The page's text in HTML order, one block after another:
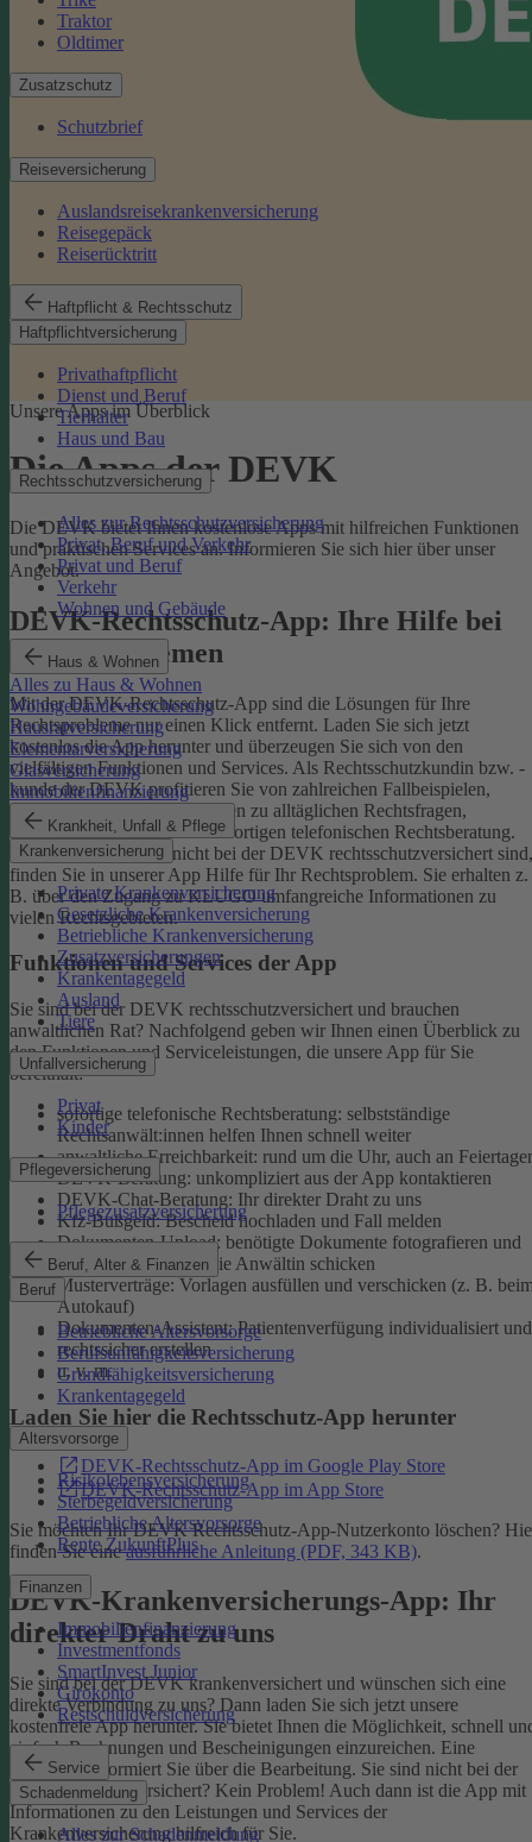
Traktor
Oldtimer
Zusatzschutz
Schutzbrief
Reiseversicherung
Auslandsreisekrankenversicherung
Reisegepäck
Reiserücktritt
Haftpflicht & Rechtsschutz
Haftpflichtversicherung
Privathaftpflicht
Dienst und Beruf
Tierhalter
Haus und Bau
Rechtsschutzversicherung
Alles zur Rechtsschutzversicherung
Privat, Beruf und Verkehr
Privat und Beruf
Verkehr
Wohnen und Gebäude
Haus & Wohnen
Alles zu Haus & Wohnen
Wohngebäudeversicherung
Hausratversicherung
Elementarversicherung
Glasversicherung
Immobilienfinanzierung
Krankheit, Unfall & Pflege
Krankenversicherung
Private Krankenversicherung
Gesetzliche Krankenversicherung
Betriebliche Krankenversicherung
Zusatzversicherungen
Krankentagegeld
Ausland
Tiere
Unfallversicherung
Privat
Kinder
Pflegeversicherung
Pflegezusatzversicherung
Beruf, Alter & Finanzen
Beruf
Betriebliche Altersvorsorge
Berufsunfähigkeitsversicherung
Grundfähigkeitsversicherung
Krankentagegeld
Altersvorsorge
Risikolebensversicherung
Sterbegeldversicherung
Betriebliche Altersvorsorge
Rente ZukunftPlus
Finanzen
Immobilienfinanzierung
Investmentfonds
SmartInvest Junior
Girokonto
Restschuldversicherung
Service
Schadenmeldung
Alles zur Schadenmeldung
Unsere Apps im Überblick
Die Apps der DEVK
Die DEVK bietet Ihnen kostenlose Apps mit hilfreichen Funktionen
und praktischen Services an. Informieren Sie sich hier über unser
Angebot.
DEVK-Rechtsschutz-App: Ihre Hilfe bei
Rechtsproblemen
Mit der DEVK-Rechtsschutz-App sind die Lösungen für Ihre
Rechtsprobleme nur einen Klick entfernt. Laden Sie sich jetzt
kostenlos die App herunter und überzeugen Sie sich von den
vielfältigen Funktionen und Services. Als Rechtsschutzkundin bzw. -
kunde der DEVK profitieren Sie von zahlreichen Fallbeispielen,
informativen Ratgeberbeiträgen zu alltäglichen Rechtsfragen,
Musterverträgen und einer sofortigen telefonischen Rechtsberatung.
Aber auch, wenn Sie nicht bei der DEVK rechtsschutzversichert sind,
finden Sie in unserer App Hilfe für Ihr Rechtsproblem. Sie erhalten z.
B. über den Zugang zu KLUGO umfangreiche Informationen zu
vielen Rechtsgebieten.
Funktionen und Services der App
Sie sind bei der DEVK rechtsschutzversichert und brauchen
anwaltlichen Rat? Nachfolgend geben wir Ihnen einen Überblick zu
den Funktionen und Serviceleistungen, die unsere App für Sie
bereithält:
sofortige telefonische Rechtsberatung: selbstständige
Rechtsanwält:innen helfen Ihnen schnell weiter
anwaltliche Erreichbarkeit: rund um die Uhr, auch an
DEVK-Beratung: unkompliziert aus der App kontaktieren
DEVK-Chat-Beratung: Ihr direkter Draht zu uns
Kfz-Bußgeld: Bescheid hochladen und Fall melden
Dokumenten-Upload: benötigte Dokumente fotografieren und
an den Anwalt oder die Anwältin schicken
Musterverträge: Vorlagen ausfüllen und verschicken (z. B.
Autokauf)
Dokumenten-Assistent: Patientenverfügung individualisiert und
rechtssicher erstellen
u. v. m.
Laden Sie hier die Rechtsschutz-App herunter
DEVK-Rechtsschutz-App im Google Play Store
DEVK-Rechtsschutz-App im App Store
Sie möchten Ihr DEVK Rechtsschutz-App-Nutzerkonto löschen?
finden Sie eineausführliche Anleitung (PDF, 343 KB).
DEVK-Krankenversicherungs-App: Ihr
direkter Draht zu uns
Sie sind bei der DEVK krankenversichert und wünschen sich eine
direkte Verbindung zu uns? Dann laden Sie sich jetzt unsere
kostenfreie App herunter. Sie bietet Ihnen die Möglichkeit, schnell
einfach Rechnungen und Bescheinigungen einzureichen. Eine
Nachricht informiert Sie über die Bearbeitung. Sie sind nicht bei der
DEVK krankenversichert? Kein Problem! Auch dann ist die App mit
Informationen zu den Leistungen und Services der
Krankenversicherung hilfreich für Sie.